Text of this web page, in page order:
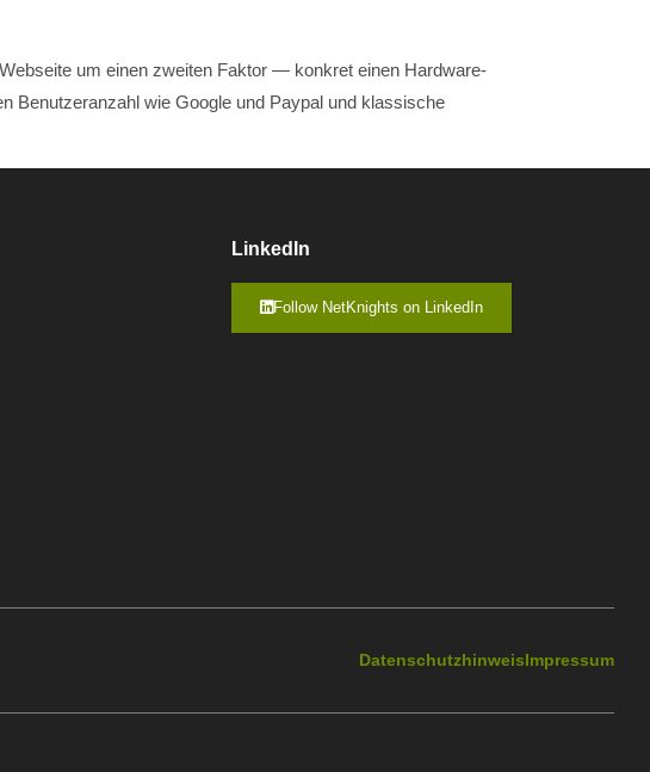
um einen zweiten Faktor — konkret einen Hardware-
Benutzeranzahl wie Google und Paypal und klassische
LinkedIn
Follow NetKnights on LinkedIn
DatenschutzhinweisImpressum